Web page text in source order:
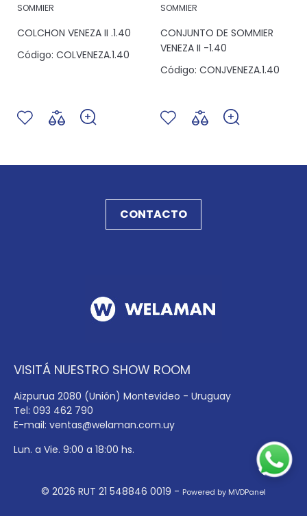
SOMMIER
COLCHON VENEZA II .1.40
Código: COLVENEZA.1.40
SOMMIER
CONJUNTO DE SOMMIER
VENEZA II -1.40
Código: CONJVENEZA.1.40
CONTACTO
VISITÁ NUESTRO SHOW ROOM
Aizpurua 2080 (Unión) Montevideo - Uruguay
Tel: 093 462 790
E-mail: ventas@welaman.com.uy
Lun. a Vie. 9:00 a 18:00 hs.
© 2026 RUT 21 548846 0019 - Powered by MVDPanel